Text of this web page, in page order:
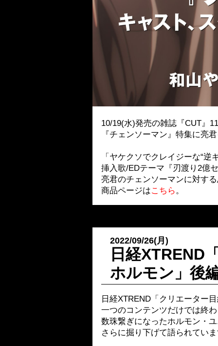
10/19(水)発売の雑誌『CUT』
『チェンソーマン』特集に亮
「ヤケクソでクレイジーな“
挿入歌/EDテーマ『刃渡り2億
亮君のチェンソーマンに対す
商品ページはこちら 。
2022/09/26(月)
日経XTREND
ホルモン」後
日経XTREND「クリエーター
一つのコンテンツだけでは終
数珠繋ぎになったホルモン・
さらに掘り下げて語られてい